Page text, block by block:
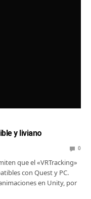
y liviano
0
que el «VRTracking»
con Quest y PC.
en Unity, por